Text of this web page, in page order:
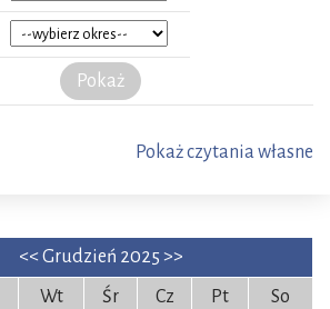
Pokaż
Pokaż czytania własne
<<Grudzień 2025 >>
Wt Śr Cz Pt
So